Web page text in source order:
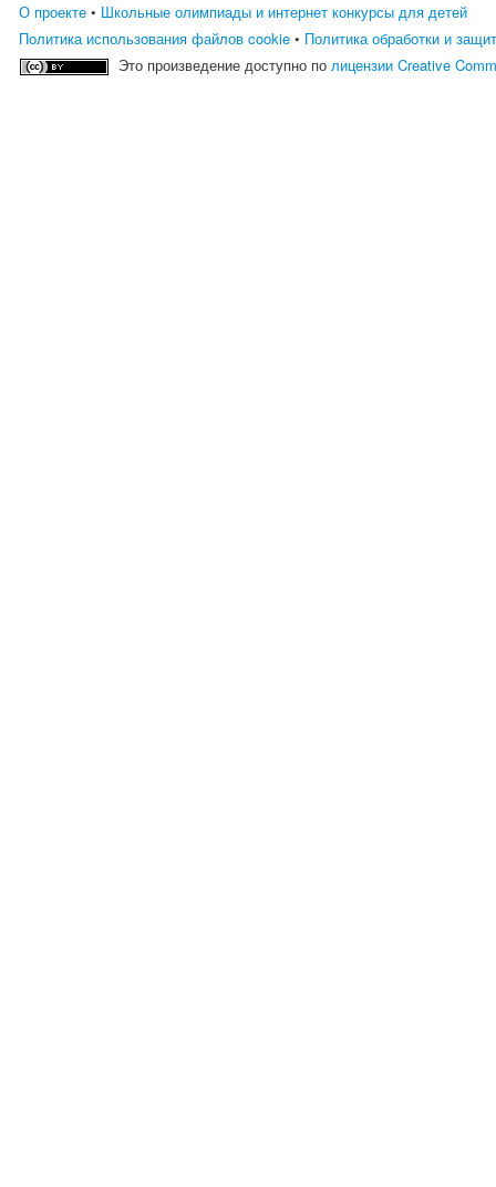
О проекте • Школьные олимпиады и интернет конкурсы для детей
Политика использования файлов cookie • Политика обработки и
Это произведение доступно полицензии Creative